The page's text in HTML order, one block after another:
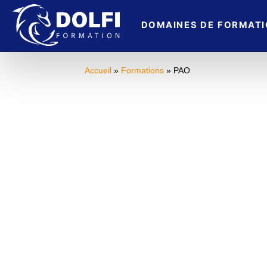
DOMAINES DE
Accueil » Formations » PAO